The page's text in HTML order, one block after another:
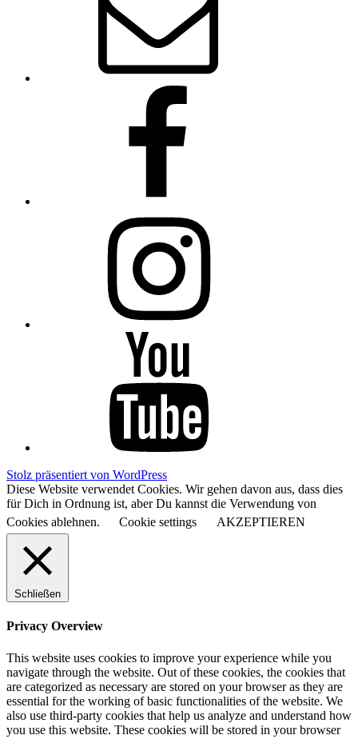
Stolz präsentiert von WordPress
Diese Website verwendet Cookies. Wir gehen davon aus, dass dies
für Dich in Ordnung ist, aber Du kannst die Verwendung von
Cookies ablehnen.
Cookie settings AKZEPTIEREN
Schließen
Privacy Overview
This website uses cookies to improve your experience while you
navigate through the website. Out of these cookies, the cookies that
are categorized as necessary are stored on your browser as they are
essential for the working of basic functionalities of the website. We
also use third-party cookies that help us analyze and understand how
you use this website. These cookies will be stored in your browser